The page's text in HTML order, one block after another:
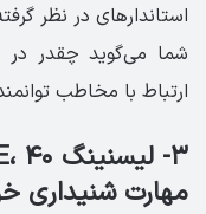
استاندارهای در نظر
شما می‌گوید چقدر در
ارتباط با مخاطب
مهارت شنیداری